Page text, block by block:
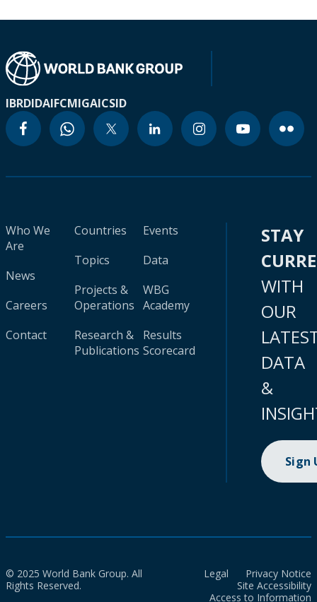
IBRDIDAIFCMIGAICSID
Who We
Are
News
Careers
Contact
Countries
Topics
Projects &
Operations
Research &
Publications
Events
Data
WBG
Academy
Results
Scorecard
STAY
WITH
OUR
DATA
&
Sign
© 2025 World Bank Group. All
Rights Reserved.
Legal
Privacy Notice
Site Accessibility
Access to Information